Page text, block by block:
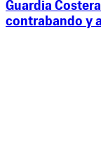
Guardia
contrabando y